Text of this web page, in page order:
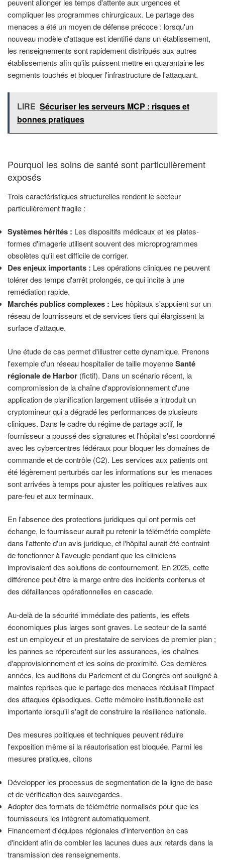
peuvent allonger les temps d'attente aux urgences et
compliquer les programmes chirurgicaux. Le partage des
menaces a été un moyen de défense précoce : lorsqu'un
nouveau modèle d'attaque est identifié dans un établissement,
les renseignements sont rapidement distribués aux autres
établissements afin qu'ils puissent mettre en quarantaine les
segments touchés et bloquer l'infrastructure de l'attaquant.
LIRE Sécuriser les serveurs MCP : risques et
bonnes pratiques
Pourquoi les soins de santé sont particulièrement
exposés
Trois caractéristiques structurelles rendent le secteur
particulièrement fragile :
Systèmes hérités : Les dispositifs médicaux et les plates-
formes d'imagerie utilisent souvent des microprogrammes
obsolètes qu'il est difficile de corriger.
Des enjeux importants : Les opérations cliniques ne peuvent
tolérer des temps d'arrêt prolongés, ce qui incite à une
remédiation rapide.
Marchés publics complexes : Les hôpitaux s'appuient sur un
réseau de fournisseurs et de services tiers qui élargissent la
surface d'attaque.
Une étude de cas permet d'illustrer cette dynamique. Prenons
l'exemple d'un réseau hospitalier de taille moyenneSanté
régionale de Harbor (fictif). Dans un scénario récent, la
compromission de la chaîne d'approvisionnement d'une
application de planification largement utilisée a introduit un
cryptomineur qui a dégradé les performances de plusieurs
cliniques. Dans le cadre du régime de partage actif, le
fournisseur a poussé des signatures et l'hôpital s'est coordonné
avec les cybercentres fédéraux pour bloquer les domaines de
commande et de contrôle (C2). Les services aux patients ont
été légèrement perturbés car les informations sur les menaces
sont arrivées à temps pour ajuster les politiques relatives aux
pare-feu et aux terminaux.
En l'absence des protections juridiques qui ont permis cet
échange, le fournisseur aurait pu retenir la télémétrie complète
dans l'attente d'un avis juridique, et l'hôpital aurait été contraint
de fonctionner à l'aveugle pendant que les cliniciens
improvisaient des solutions de contournement. En 2025, cette
différence peut être la marge entre des incidents contenus et
des défaillances opérationnelles en cascade.
Au-delà de la sécurité immédiate des patients, les effets
économiques plus larges sont graves. Le secteur de la santé
est un employeur et un prestataire de services de premier plan ;
les pannes se répercutent sur les assurances, les chaînes
d'approvisionnement et les soins de proximité. Ces dernières
années, les auditions du Parlement et du Congrès ont souligné à
maintes reprises que le partage des menaces réduisait l'impact
des attaques épisodiques. Cette mémoire institutionnelle est
importante lorsqu'il s'agit de construire la résilience nationale.
Des mesures politiques et techniques peuvent réduire
l'exposition même si la réautorisation est bloquée. Parmi les
mesures pratiques, citons
Développer les processus de segmentation de la ligne de base
et de vérification des sauvegardes.
Adopter des formats de télémétrie normalisés pour que les
fournisseurs les intègrent automatiquement.
Financement d'équipes régionales d'intervention en cas
d'incident afin de combler les lacunes dues aux retards dans la
transmission des renseignements.